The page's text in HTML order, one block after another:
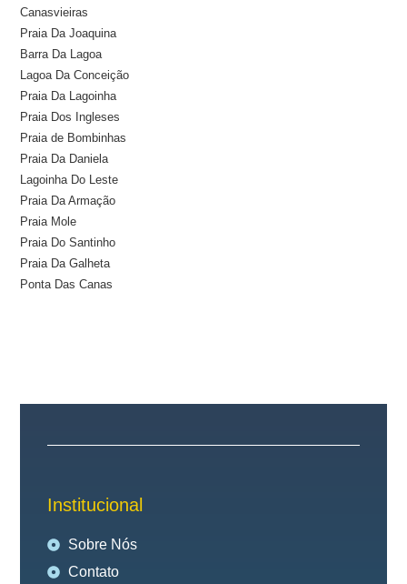
Canasvieiras
Praia Da Joaquina
Barra Da Lagoa
Lagoa Da Conceição
Praia Da Lagoinha
Praia Dos Ingleses
Praia de Bombinhas
Praia Da Daniela
Lagoinha Do Leste
Praia Da Armação
Praia Mole
Praia Do Santinho
Praia Da Galheta
Ponta Das Canas
Institucional
Sobre Nós
Contato